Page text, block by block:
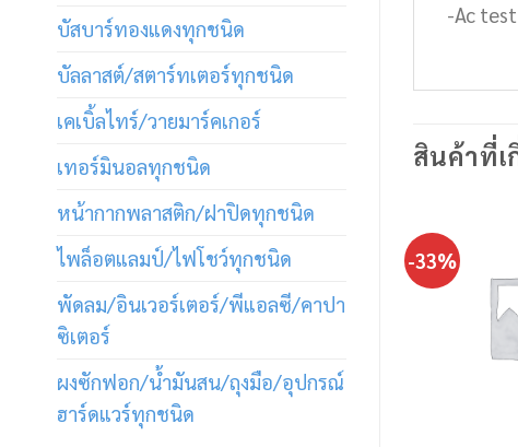
บัสบาร์ทองแดงทุกชนิด
บัลลาสต์/สตาร์ทเตอร์ทุกชนิด
เคเบิ้ลไทร์/วายมาร์คเกอร์
เทอร์มินอลทุกชนิด
หน้ากากพลาสติก/ฝาปิดทุกชนิด
ไพล็อตแลมป์/ไฟโชว์ทุกชนิด
พัดลม/อินเวอร์เตอร์/พีแอลซี/คาปา
ซิเตอร์
ผงซักฟอก/น้ำมันสน/ถุงมือ/อุปกรณ์
ฮาร์ดแวร์ทุกชนิด
-Ac
สินค้าที่เ
-33%